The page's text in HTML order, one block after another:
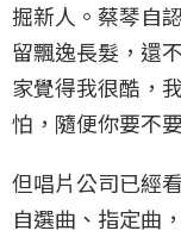
掘新人。蔡琴自
留飄逸長髮，還
家覺得我很酷，
怕，隨便你要不
但唱片公司已經
自選曲、指定曲